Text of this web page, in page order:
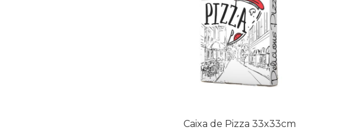
Caixa de Pizza 33x33cm